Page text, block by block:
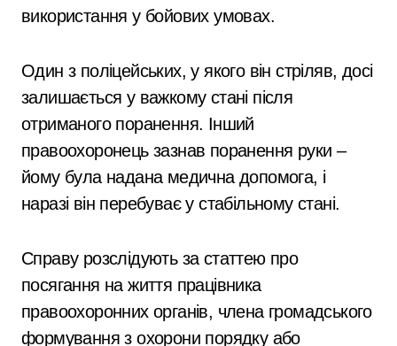
використання у бойових умовах.
Один з поліцейських, у якого він стріляв, досі
залишається у важкому стані після
отриманого поранення. Інший
правоохоронець зазнав поранення руки –
йому була надана медична допомога, і
наразі він перебуває у стабільному стані.
Справу розслідують за статтею про
посягання на життя працівника
правоохоронних органів, члена громадського
формування з охорони порядку або